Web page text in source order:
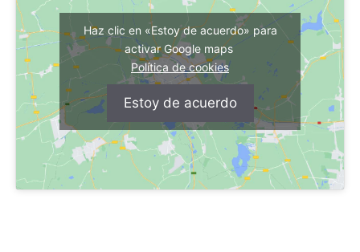
Haz clic en «Estoy de acuerdo» para
activar Google maps
Política de cookies
Estoy de acuerdo